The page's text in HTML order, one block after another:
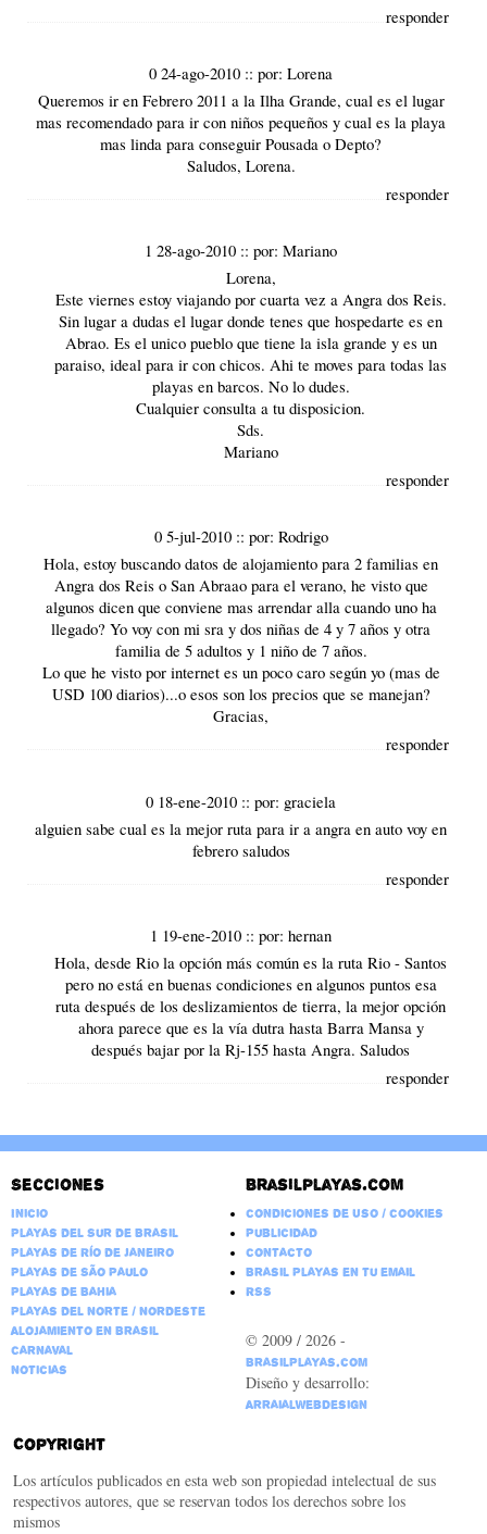
responder
0 24-ago-2010 ::por:Lorena
Queremos ir en Febrero 2011 a la Ilha Grande, cual es el lugar
mas recomendado para ir con niños pequeños y cual es la playa
mas linda para conseguir Pousada o Depto?
Saludos, Lorena.
responder
1 28-ago-2010 ::por:Mariano
Lorena,
Este viernes estoy viajando por cuarta vez a Angra dos Reis.
Sin lugar a dudas el lugar donde tenes que hospedarte es en
Abrao. Es el unico pueblo que tiene la isla grande y es un
paraiso, ideal para ir con chicos. Ahi te moves para todas las
playas en barcos. No lo dudes.
Cualquier consulta a tu disposicion.
Sds.
Mariano
responder
0 5-jul-2010 :: por: Rodrigo
Hola, estoy buscando datos de alojamiento para 2 familias en
Angra dos Reis o San Abraao para el verano, he visto que
algunos dicen que conviene mas arrendar alla cuando uno ha
llegado? Yo voy con mi sra y dos niñas de 4 y 7 años y otra
familia de 5 adultos y 1 niño de 7 años.
Lo que he visto por internet es un poco caro según yo (mas de
USD 100 diarios)...o esos son los precios que se manejan?
Gracias,
responder
0 18-ene-2010 ::por: graciela
alguien sabe cual es la mejor ruta para ir a angra en auto voy en
febrero saludos
responder
1 19-ene-2010 ::por:hernan
Hola, desde Rio la opción más común es la ruta Rio - Santos
pero no está en buenas condiciones en algunos puntos esa
ruta después de los deslizamientos de tierra, la mejor opción
ahora parece que es la vía dutra hasta Barra Mansa y
después bajar por la Rj-155 hasta Angra. Saludos
responder
Secciones
Inicio
Playas del Sur de Brasil
Playas de Río de Janeiro
Playas de São Paulo
Playas de Bahia
Playas del Norte / Nordeste
Alojamiento en Brasil
Carnaval
Noticias
Brasilplayas.com
Condiciones de Uso / Cookies
Publicidad
Contacto
Brasil Playas en tu email
RSS
© 2009 / 2026 -
BrasilPlayas.com
Diseño y desarrollo:
ArraialWebDesign
Copyright
Los artículos publicados en esta web son propiedad intelectual de sus
respectivos autores, que se reservan todos los derechos sobre los
mismos